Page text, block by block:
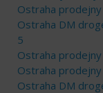
Ostraha
Ostraha DM
5
Ostraha
Ostraha
Ostraha DM